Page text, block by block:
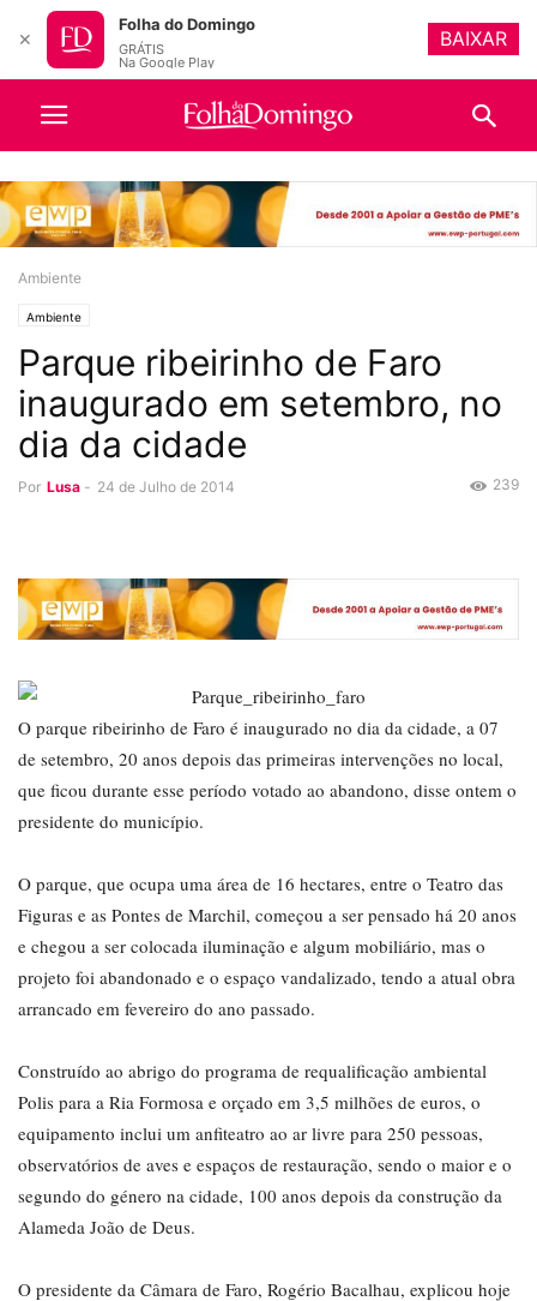
Ambiente
Ambiente
Parque ribeirinho de Faro
inaugurado em setembro, no
dia da cidade
Por Lusa - 24 de Julho de 2014 239
O parque ribeirinho de Faro é inaugurado no dia da cidade, a 07
de setembro, 20 anos depois das primeiras intervenções no local,
que ficou durante esse período votado ao abandono, disse ontem o
presidente do município.
O parque, que ocupa uma área de 16 hectares, entre o Teatro das
Figuras e as Pontes de Marchil, começou a ser pensado há 20 anos
e chegou a ser colocada iluminação e algum mobiliário, mas o
projeto foi abandonado e o espaço vandalizado, tendo a atual obra
arrancado em fevereiro do ano passado.
Construído ao abrigo do programa de requalificação ambiental
Polis para a Ria Formosa e orçado em 3,5 milhões de euros, o
equipamento inclui um anfiteatro ao ar livre para 250 pessoas,
observatórios de aves e espaços de restauração, sendo o maior e o
segundo do género na cidade, 100 anos depois da construção da
Alameda João de Deus.
O presidente da Câmara de Faro, Rogério Bacalhau, explicou hoje
✕
Folha do Domingo
GRÁTIS
Na Google Play
BAIXAR